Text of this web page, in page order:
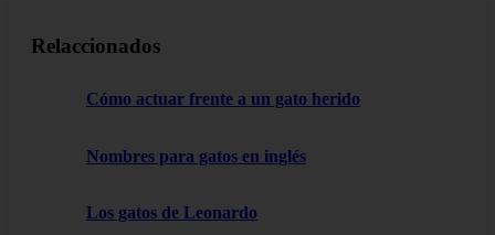
Relaccionados
Cómo actuar frente a un gato herido
Nombres para gatos en inglés
Los gatos de Leonardo